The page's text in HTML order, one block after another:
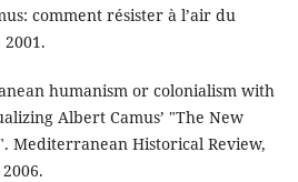
comment résister à l’air du
humanism or colonialism with
Albert Camus’ "The New
Mediterranean Historical Review,